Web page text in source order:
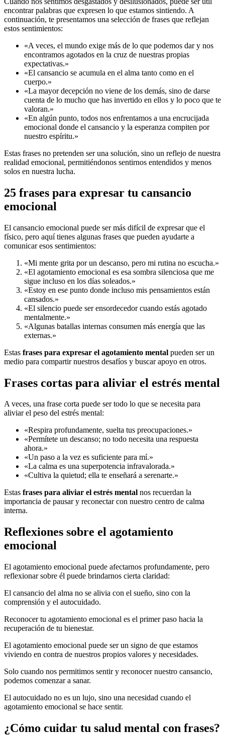
encontrar palabras que expresen lo que estamos sintiendo. A
continuación, te presentamos una selección de frases que reflejan
estos sentimientos:
«A veces, el mundo exige más de lo que podemos dar y nos
encontramos agotados en la cruz de nuestras propias
expectativas.»
«El cansancio se acumula en el alma tanto como en el
cuerpo.»
«La mayor decepción no viene de los demás, sino de darse
cuenta de lo mucho que has invertido en ellos y lo poco que te
valoran.»
«En algún punto, todos nos enfrentamos a una encrucijada
emocional donde el cansancio y la esperanza compiten por
nuestro espíritu.»
Estas frases no pretenden ser una solución, sino un reflejo de nuestra
realidad emocional, permitiéndonos sentirnos entendidos y menos
solos en nuestra lucha.
25 frases para expresar tu cansancio
emocional
El cansancio emocional puede ser más difícil de expresar que el
físico, pero aquí tienes algunas frases que pueden ayudarte a
comunicar esos sentimientos:
«Mi mente grita por un descanso, pero mi rutina no escucha.»
«El agotamiento emocional es esa sombra silenciosa que me
sigue incluso en los días soleados.»
«Estoy en ese punto donde incluso mis pensamientos están
cansados.»
«El silencio puede ser ensordecedor cuando estás agotado
mentalmente.»
«Algunas batallas internas consumen más energía que las
externas.»
Estas frases para expresar el agotamiento mental pueden ser un
medio para compartir nuestros desafíos y buscar apoyo en otros.
Frases cortas para aliviar el estrés mental
A veces, una frase corta puede ser todo lo que se necesita para
aliviar el peso del estrés mental:
«Respira profundamente, suelta tus preocupaciones.»
«Permítete un descanso; no todo necesita una respuesta
ahora.»
«Un paso a la vez es suficiente para mí.»
«La calma es una superpotencia infravalorada.»
«Cultiva la quietud; ella te enseñará a serenarte.»
Estas frases para aliviar el estrés mental nos recuerdan la
importancia de pausar y reconectar con nuestro centro de calma
interna.
Reflexiones sobre el agotamiento
emocional
El agotamiento emocional puede afectarnos profundamente, pero
reflexionar sobre él puede brindarnos cierta claridad:
El cansancio del alma no se alivia con el sueño, sino con la
comprensión y el autocuidado.
Reconocer tu agotamiento emocional es el primer paso hacia la
recuperación de tu bienestar.
El agotamiento emocional puede ser un signo de que estamos
viviendo en contra de nuestros propios valores y necesidades.
Solo cuando nos permitimos sentir y reconocer nuestro cansancio,
podemos comenzar a sanar.
El autocuidado no es un lujo, sino una necesidad cuando el
agotamiento emocional se hace sentir.
¿Cómo cuidar tu salud mental con frases?